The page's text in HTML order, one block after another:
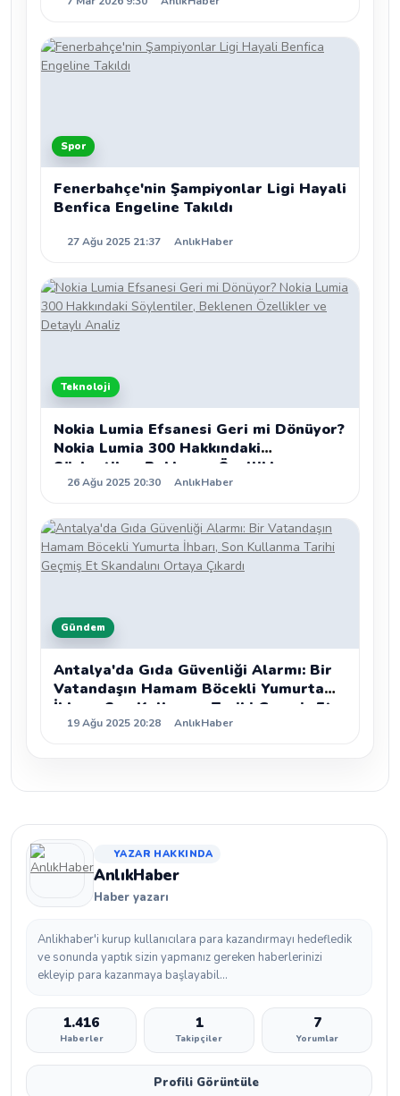
Spor
Fenerbahçe'nin Şampiyonlar Ligi Hayali
Benfica Engeline Takıldı
27 Ağu 2025 21:37 AnlıkHaber
Teknoloji
Nokia Lumia Efsanesi Geri mi Dönüyor?
Nokia Lumia 300 Hakkındaki
Söylentiler, Beklenen Özellikler ve
Detaylı Analiz
26 Ağu 2025 20:30 AnlıkHaber
Gündem
Antalya'da Gıda Güvenliği Alarmı: Bir
Vatandaşın Hamam Böcekli Yumurta
İhbarı, Son Kullanma Tarihi Geçmiş Et
Skandalını Ortaya Çıkardı
19 Ağu 2025 20:28 AnlıkHaber
YAZAR HAKKINDA
AnlıkHaber
Haber yazarı
Anlikhaber'i kurup kullanıcılara para kazandırmayı hedefledik
ve sonunda yaptık sizin yapmanız gereken haberlerinizi
ekleyip para kazanmaya başlayabil...
1.416
Haberler
1
Takipçiler
7
Yorumlar
Profili Görüntüle